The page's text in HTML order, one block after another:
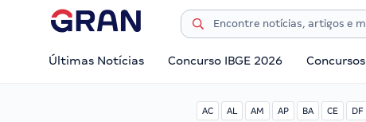
Últimas Notícias Concurso IBGE 2026 Concursos
AC AL AM AP BA CE DF